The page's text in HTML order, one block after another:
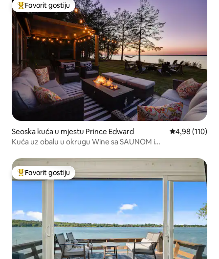
Glavni favorit gostiju
Favorit gostiju
Seoska kuća u mjestu Prince Edward prosječna
4,98 (110)
Kuća uz obalu u okrugu Wine sa SAUNOM i
Glavni favorit gostiju
Favorit gostiju